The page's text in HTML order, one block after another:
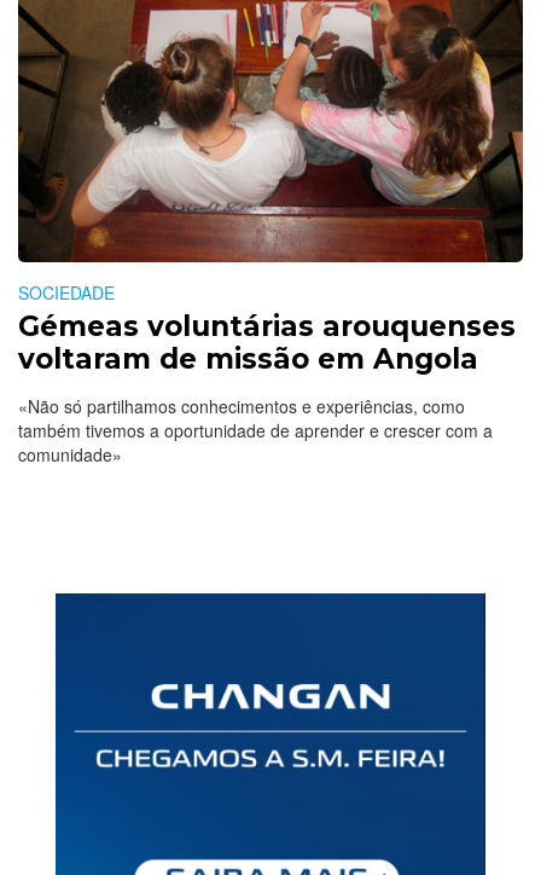
SOCIEDADE
Gémeas voluntárias arouquenses
voltaram de missão em Angola
«Não só partilhamos conhecimentos e experiências, como
também tivemos a oportunidade de aprender e crescer com a
comunidade»